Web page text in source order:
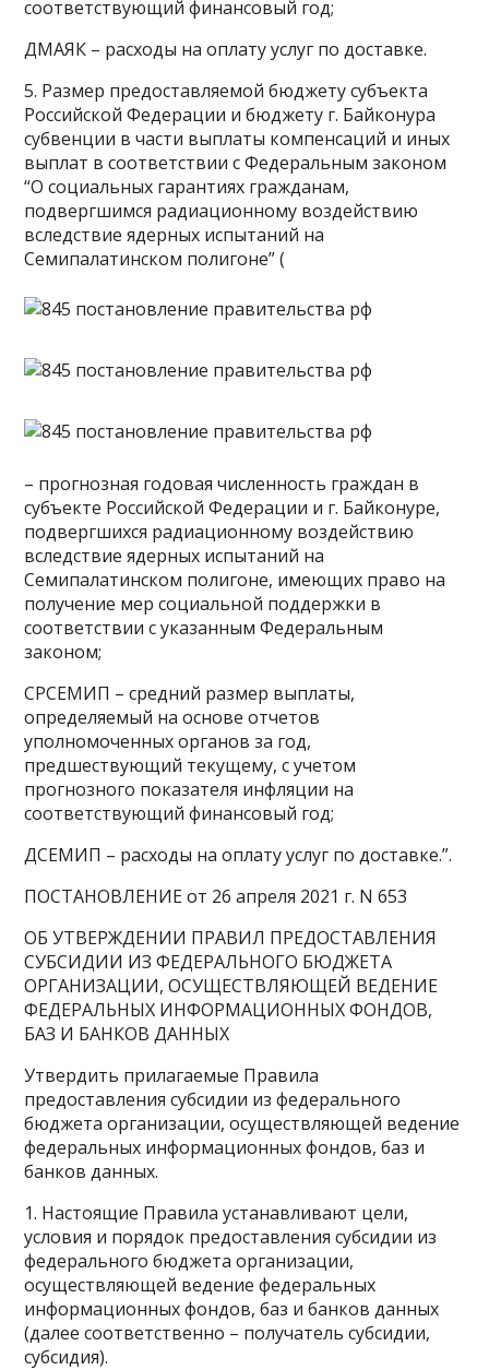
соответствующий финансовый год;
ДМАЯК – расходы на оплату услуг по доставке.
5. Размер предоставляемой бюджету субъекта
Российской Федерации и бюджету г. Байконура
субвенции в части выплаты компенсаций и иных
выплат в соответствии с Федеральным законом
“О социальных гарантиях гражданам,
подвергшимся радиационному воздействию
вследствие ядерных испытаний на
Семипалатинском полигоне” (
– прогнозная годовая численность граждан в
субъекте Российской Федерации и г. Байконуре,
подвергшихся радиационному воздействию
вследствие ядерных испытаний на
Семипалатинском полигоне, имеющих право на
получение мер социальной поддержки в
соответствии с указанным Федеральным
законом;
СРСЕМИП – средний размер выплаты,
определяемый на основе отчетов
уполномоченных органов за год,
предшествующий текущему, с учетом
прогнозного показателя инфляции на
соответствующий финансовый год;
ДСЕМИП – расходы на оплату услуг по доставке.”.
ПОСТАНОВЛЕНИЕ от 26 апреля 2021 г. N 653
ОБ УТВЕРЖДЕНИИ ПРАВИЛ ПРЕДОСТАВЛЕНИЯ
СУБСИДИИ ИЗ ФЕДЕРАЛЬНОГО БЮДЖЕТА
ОРГАНИЗАЦИИ, ОСУЩЕСТВЛЯЮЩЕЙ ВЕДЕНИЕ
ФЕДЕРАЛЬНЫХ ИНФОРМАЦИОННЫХ ФОНДОВ,
БАЗ И БАНКОВ ДАННЫХ
Утвердить прилагаемые Правила
предоставления субсидии из федерального
бюджета организации, осуществляющей ведение
федеральных информационных фондов, баз и
банков данных.
1. Настоящие Правила устанавливают цели,
условия и порядок предоставления субсидии из
федерального бюджета организации,
осуществляющей ведение федеральных
информационных фондов, баз и банков данных
(далее соответственно – получатель субсидии,
субсидия).